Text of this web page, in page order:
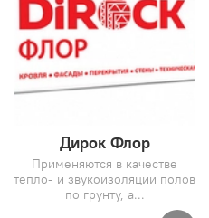
Дирок Флор
Применяются в качестве
тепло- и звукоизоляции полов
по грунту, а...